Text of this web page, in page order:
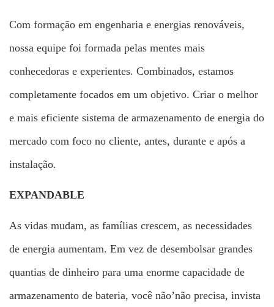
Com formação em engenharia e energias renováveis,
nossa equipe foi formada pelas mentes mais
conhecedoras e experientes. Combinados, estamos
completamente focados em um objetivo. Criar o melhor
e mais eficiente sistema de armazenamento de energia do
mercado com foco no cliente, antes, durante e após a
instalação.
EXPANDABLE
As vidas mudam, as famílias crescem, as necessidades
de energia aumentam. Em vez de desembolsar grandes
quantias de dinheiro para uma enorme capacidade de
armazenamento de bateria, você não’não precisa, invista